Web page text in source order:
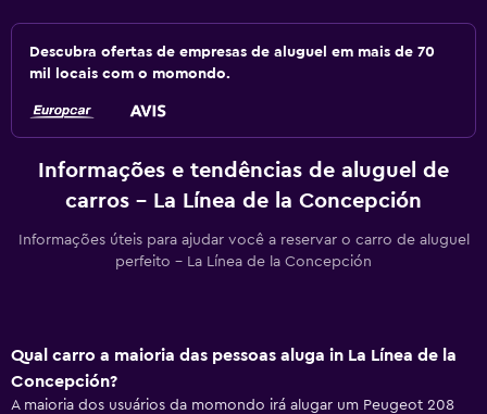
Descubra ofertas de empresas de aluguel em mais de 70
mil locais com o momondo.
Informações e tendências de aluguel de
carros - La Línea de la Concepción
Informações úteis para ajudar você a reservar o carro de aluguel
perfeito - La Línea de la Concepción
Qual carro a maioria das pessoas aluga in La Línea de la
Concepción?
A maioria dos usuários da momondo irá alugar um Peugeot 208